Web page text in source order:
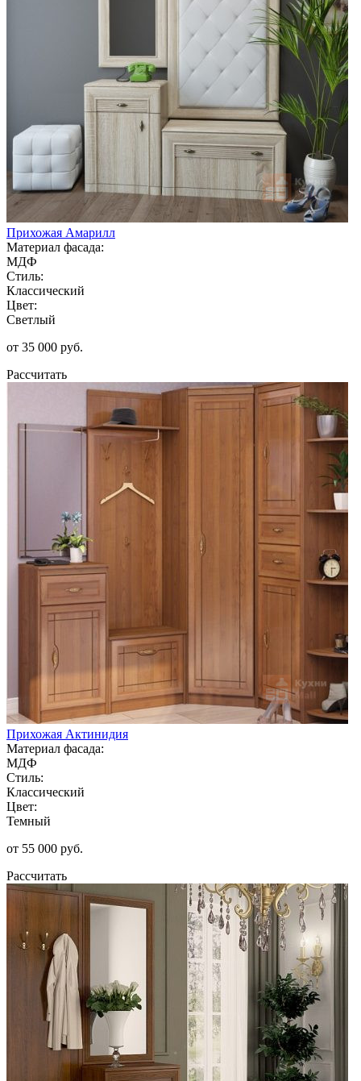
Прихожая Амарилл
Материал фасада:
МДФ
Стиль:
Классический
Цвет:
Светлый
от 35 000 руб.
Рассчитать
Прихожая Актинидия
Материал фасада:
МДФ
Стиль:
Классический
Цвет:
Темный
от 55 000 руб.
Рассчитать